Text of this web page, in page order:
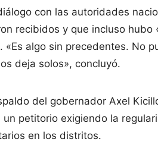
con las autoridades
recibidos y que incluso
«Es algo sin precedentes. No
deja solos», concluyó.
del gobernador Axel
petitorio exigiendo la
en los distritos.